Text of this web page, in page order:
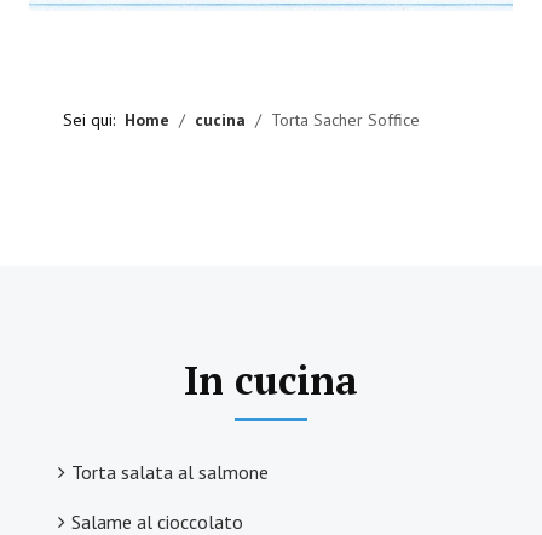
Sei qui: Home cucina Torta Sacher Soffice
In cucina
Torta salata al salmone
Salame al cioccolato